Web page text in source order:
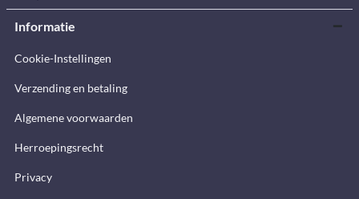
Informatie
Cookie-Instellingen
Verzending en betaling
Algemene voorwaarden
Herroepingsrecht
Privacy